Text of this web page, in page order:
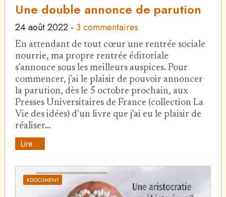
Une double annonce de parution
24 août 2022- 3 commentaires
En attendant de tout cœur une rentrée sociale
nourrie, ma propre rentrée éditoriale
s'annonce sous les meilleurs auspices. Pour
commencer, j'ai le plaisir de pouvoir annoncer
la parution, dès le 5 octobre prochain, aux
Presses Universitaires de France (collection La
Vie des idées) d'un livre que j'ai eu le plaisir de
réaliser…
Lire...
#DOCUMENT